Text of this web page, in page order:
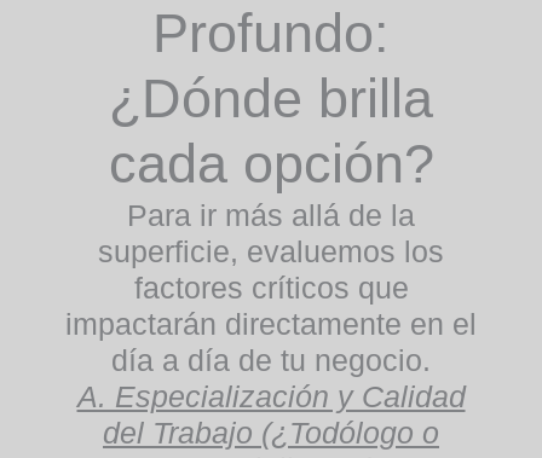
Profundo:
¿Dónde brilla
cada opción?
Para ir más allá de la
superficie, evaluemos los
factores críticos que
impactarán directamente en el
día a día de tu negocio.
A. Especialización y Calidad
del Trabajo (¿Todólogo o